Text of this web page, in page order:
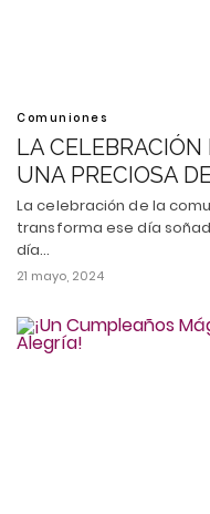
Comuniones
LA
UNA PRECIOSA
La celebración de la
transforma ese día
día…
21 mayo, 2024